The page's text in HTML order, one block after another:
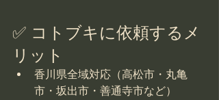
✅ コトブキに依頼するメ
リット
香川県全域対応（高松市・丸亀
市・坂出市・善通寺市など）